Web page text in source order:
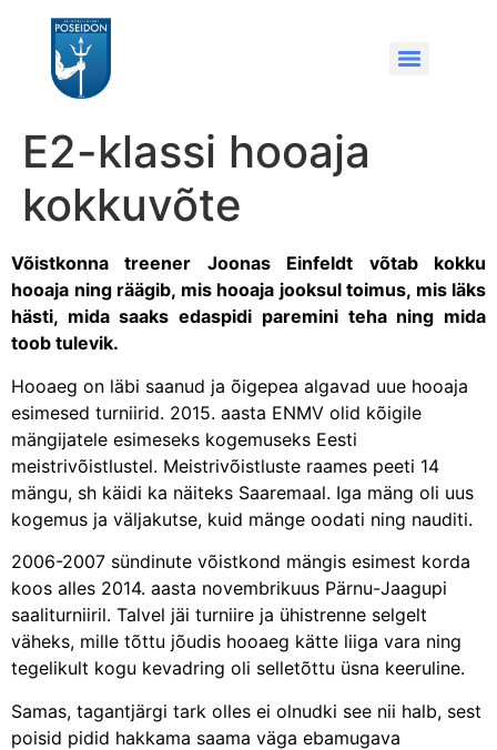
E2-klassi hooaja
kokkuvõte
Võistkonna treener Joonas Einfeldt võtab kokku
hooaja ning räägib, mis hooaja jooksul toimus, mis läks
hästi, mida saaks edaspidi paremini teha ning mida
toob tulevik.
Hooaeg on läbi saanud ja õigepea algavad uue hooaja
esimesed turniirid. 2015. aasta ENMV olid kõigile
mängijatele esimeseks kogemuseks Eesti
meistrivõistlustel. Meistrivõistluste raames peeti 14
mängu, sh käidi ka näiteks Saaremaal. Iga mäng oli uus
kogemus ja väljakutse, kuid mänge oodati ning nauditi.
2006-2007 sündinute võistkond mängis esimest korda
koos alles 2014. aasta novembrikuus Pärnu-Jaagupi
saaliturniiril. Talvel jäi turniire ja ühistrenne selgelt
väheks, mille tõttu jõudis hooaeg kätte liiga vara ning
tegelikult kogu kevadring oli selletõttu üsna keeruline.
Samas, tagantjärgi tark olles ei olnudki see nii halb, sest
poisid pidid hakkama saama väga ebamugava